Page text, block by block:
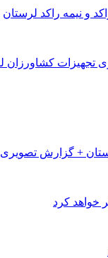
و نیمه راکد لرستان
+ گزارش تصویری
خواهد کرد